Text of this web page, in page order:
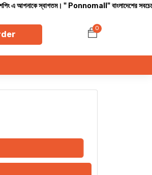
" Ponnomall" বাংলাদেশের সবচেয়ে বিশ্বস্ত অনলাইন শপ।
0